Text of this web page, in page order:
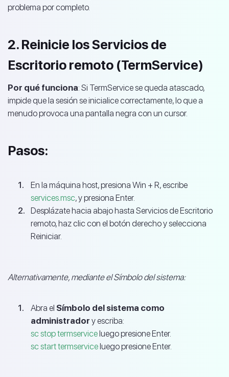
problema por completo.
2. Reinicie los Servicios de
Escritorio remoto (TermService)
Por qué funciona: Si TermService se queda atascado,
impide que la sesión se inicialice correctamente, lo que a
menudo provoca una pantalla negra con un cursor.
Pasos:
En la máquina host, presiona Win + R, escribe
services.msc, y presiona Enter.
Desplázate hacia abajo hasta Servicios de Escritorio
remoto, haz clic con el botón derecho y selecciona
Reiniciar.
Alternativamente, mediante el Símbolo del sistema:
Abra el Símbolo del sistema como
administrador y escriba:
sc stop termserviceluego presione Enter.
sc start termserviceluego presione Enter.